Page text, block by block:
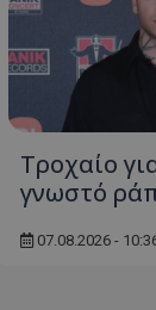
Τροχαίο
γνωστό
07.08.2026 -
__cf_bm
__cf_bm